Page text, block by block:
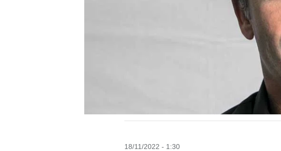
18/11/2022 - 1:30